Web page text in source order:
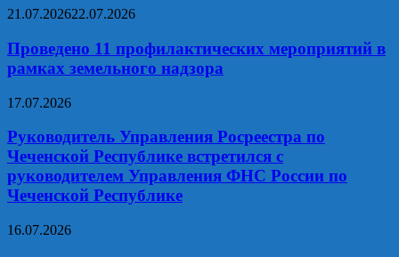
21.07.202622.07.2026
Проведено 11 профилактических мероприятий в
рамках земельного надзора
17.07.2026
Руководитель Управления Росреестра по
Чеченской Республике встретился с
руководителем Управления ФНС России по
Чеченской Республике
16.07.2026